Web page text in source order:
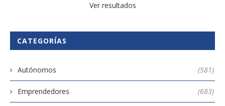
Ver resultados
CATEGORÍAS
Autónomos (581)
Emprendedores (683)